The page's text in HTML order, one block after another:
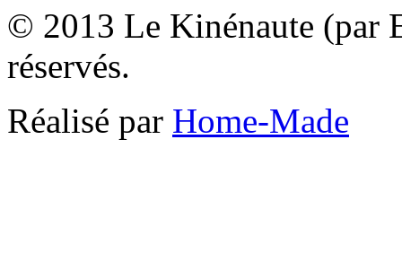
© 2013 Le Kinénaute (par
réservés.
Réalisé par Home-Made